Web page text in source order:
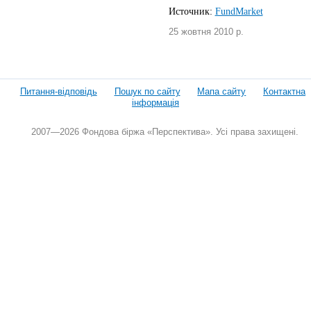
Источник: FundMarket
25 жовтня 2010 р.
Питання-відповідь Пошук по сайту Мапа сайту
Контактна
інформація
2007—2026 Фондова біржа «Перспектива». Усі права захищені.